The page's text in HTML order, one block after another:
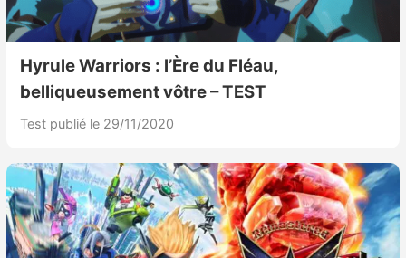
Hyrule Warriors : l’Ère du Fléau,
belliqueusement vôtre – TEST
Test publié le 29/11/2020